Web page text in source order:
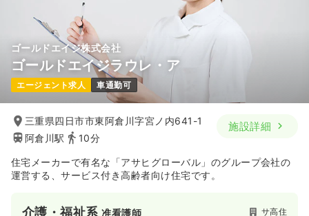
ゴールドエイジ株式会社
ゴールドエイジラウレ・ア
エージェント求人 車通勤可
三重県四日市市東阿倉川字宮ノ内641-1
阿倉川駅
10分
施設詳細
住宅メーカーで有名な「アサヒグローバル」のグループ会社の
運営する、サービス付き高齢者向け住宅です。
介護・福祉系准看護師 サ高住